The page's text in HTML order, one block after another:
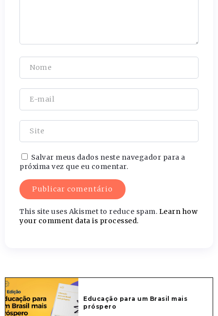
Salvar meus dados neste navegador para a
próxima vez que eu comentar.
This site uses Akismet to reduce spam. Learn how
your comment data is processed.
Educação para um Brasil mais
próspero